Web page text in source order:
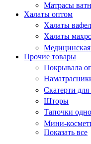
Матрасы
Халаты оптом
Халаты
Халаты
Прочие товары
Покрывала
Скатерти
Шторы
Тапочки
Мини-
Показать все